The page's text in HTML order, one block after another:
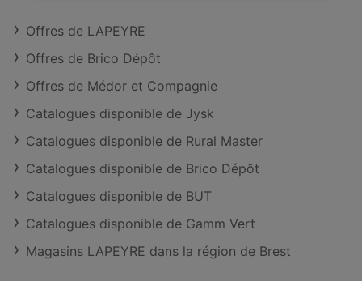
Offres de LAPEYRE
Offres de Brico Dépôt
Offres de Médor et Compagnie
Catalogues disponible de Jysk
Catalogues disponible de Rural Master
Catalogues disponible de Brico Dépôt
Catalogues disponible de BUT
Catalogues disponible de Gamm Vert
Magasins LAPEYRE dans la région de Brest